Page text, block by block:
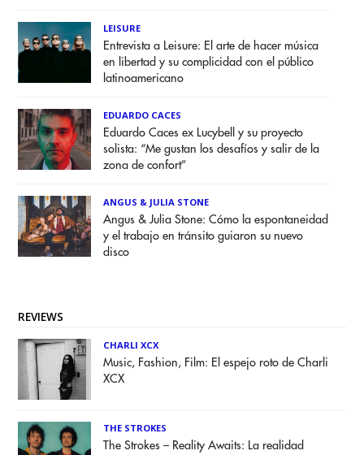
LEISURE
Entrevista a Leisure: El arte de hacer música
en libertad y su complicidad con el público
latinoamericano
EDUARDO CACES
Eduardo Caces ex Lucybell y su proyecto
solista: “Me gustan los desafíos y salir de la
zona de confort”
ANGUS & JULIA STONE
Angus & Julia Stone: Cómo la espontaneidad
y el trabajo en tránsito guiaron su nuevo
disco
REVIEWS
CHARLI XCX
Music, Fashion, Film: El espejo roto de Charli
XCX
THE STROKES
The Strokes – Reality Awaits: La realidad